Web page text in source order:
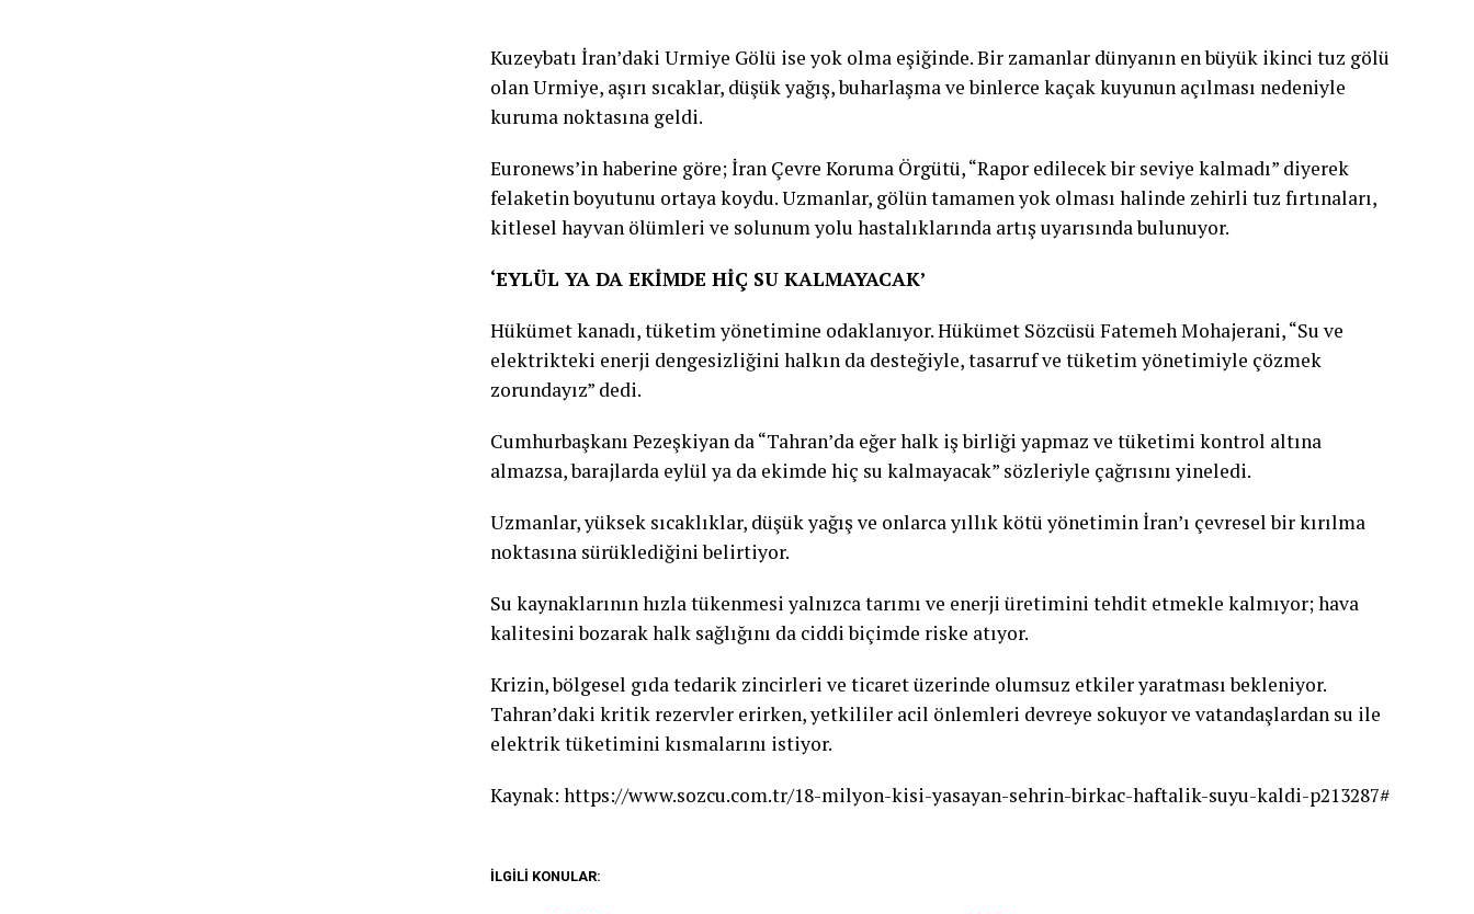
Kuzeybatı İran’daki Urmiye Gölü ise yok olma eşiğinde. Bir zamanlar dünyanın en büyük ikinci tuz gölü
olan Urmiye, aşırı sıcaklar, düşük yağış, buharlaşma ve binlerce kaçak kuyunun açılması nedeniyle
kuruma noktasına geldi.
Euronews’in haberine göre; İran Çevre Koruma Örgütü, “Rapor edilecek bir seviye kalmadı” diyerek
felaketin boyutunu ortaya koydu. Uzmanlar, gölün tamamen yok olması halinde zehirli tuz fırtınaları,
kitlesel hayvan ölümleri ve solunum yolu hastalıklarında artış uyarısında bulunuyor.
‘EYLÜL YA DA EKİMDE HİÇ SU KALMAYACAK’
Hükümet kanadı, tüketim yönetimine odaklanıyor. Hükümet Sözcüsü Fatemeh Mohajerani, “Su ve
elektrikteki enerji dengesizliğini halkın da desteğiyle, tasarruf ve tüketim yönetimiyle çözmek
zorundayız” dedi.
Cumhurbaşkanı Pezeşkiyan da “Tahran’da eğer halk iş birliği yapmaz ve tüketimi kontrol altına
almazsa, barajlarda eylül ya da ekimde hiç su kalmayacak” sözleriyle çağrısını yineledi.
Uzmanlar, yüksek sıcaklıklar, düşük yağış ve onlarca yıllık kötü yönetimin İran’ı çevresel bir kırılma
noktasına sürüklediğini belirtiyor.
Su kaynaklarının hızla tükenmesi yalnızca tarımı ve enerji üretimini tehdit etmekle kalmıyor; hava
kalitesini bozarak halk sağlığını da ciddi biçimde riske atıyor.
Krizin, bölgesel gıda tedarik zincirleri ve ticaret üzerinde olumsuz etkiler yaratması bekleniyor.
Tahran’daki kritik rezervler erirken, yetkililer acil önlemleri devreye sokuyor ve vatandaşlardan su ile
elektrik tüketimini kısmalarını istiyor.
Kaynak: https://www.sozcu.com.tr/18-milyon-kisi-yasayan-sehrin-birkac-haftalik-suyu-kaldi-p213287#
İLGILI KONULAR: